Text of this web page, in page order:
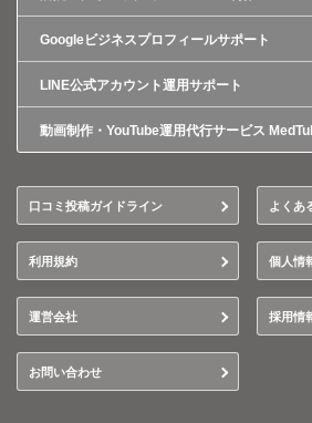
Googleビジネスプロフィールサポート
LINE公式アカウント運用サポート
動画制作・YouTube運用代行サービス
口コミ投稿ガイドライン よくあ
利用規約 個人情
運営会社 採用情
お問い合わせ